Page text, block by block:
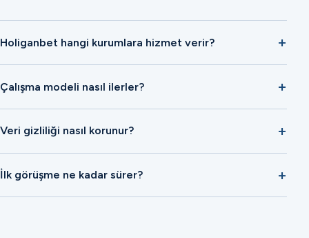
Holiganbet hangi kurumlara hizmet verir?
Çalışma modeli nasıl ilerler?
Veri gizliliği nasıl korunur?
İlk görüşme ne kadar sürer?